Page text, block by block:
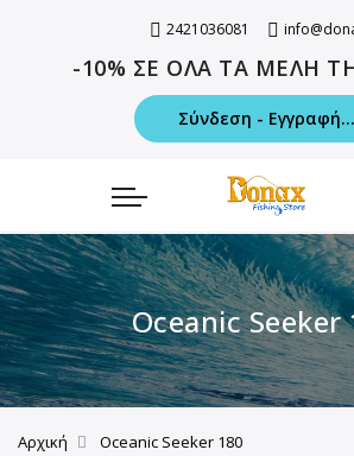
2421036081
-10% ΣΕ ΟΛΑ ΤΑ ΜΕΛΗ
Σύνδεση - Εγγραφή...
Oceanic Seeker
Αρχική Oceanic Seeker 180